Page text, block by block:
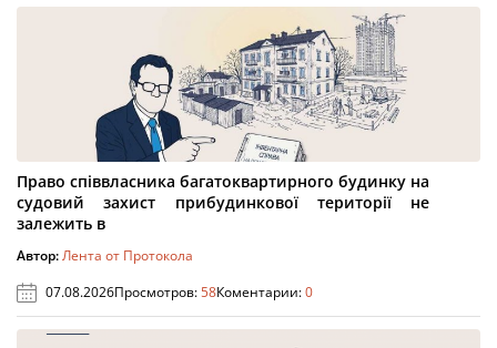
Право співвласника багатоквартирного будинку на
судовий захист прибудинкової території не
залежить в
Автор:Лента от Протокола
07.08.2026Просмотров:58Коментарии:0